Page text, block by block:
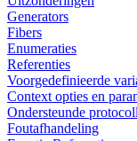
Generators
Fibers
Enumeraties
Referenties
Voorgedefinieerde
Context opties en
Ondersteunde
Foutafhandeling